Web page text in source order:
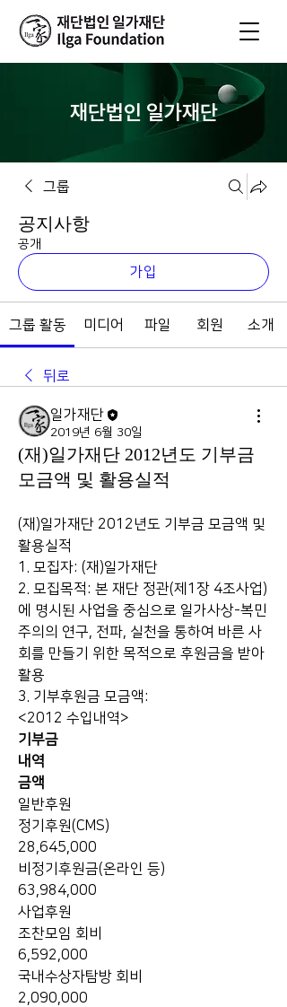
재단법인 일가재단
그룹
공지사항
공개
가입
그룹 활동 미디어 파일 회원 소개
뒤로
일가재단
2019년 6월 30일
(재)일가재단 2012년도 기부금
모금액 및 활용실적
(재)일가재단 2012년도 기부금 모금액 및
활용실적
1. 모집자: (재)일가재단
2. 모집목적: 본 재단 정관(제1장 4조사업)
에 명시된 사업을 중심으로 일가사상-복민
주의의 연구, 전파, 실천을 통하여 바른 사
회를 만들기 위한 목적으로 후원금을 받아
활용
3. 기부후원금 모금액:
<2012 수입내역>
기부금
내역
금액
일반후원
정기후원(CMS)
28,645,000
비정기후원금(온라인 등)
63,984,000
사업후원
조찬모임 회비
6,592,000
국내수상자탐방 회비
2,090,000